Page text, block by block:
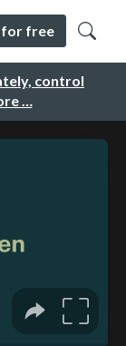
control
…
for free